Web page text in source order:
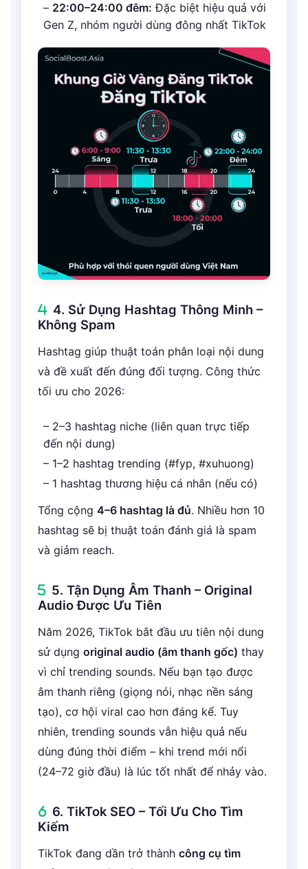
– 22:00–24:00 đêm: Đặc biệt hiệu quả với
Gen Z, nhóm người dùng đông nhất TikTok
4. Sử Dụng Hashtag Thông Minh –
Không Spam
Hashtag giúp thuật toán phân loại nội dung
và đề xuất đến đúng đối tượng. Công thức
tối ưu cho 2026:
– 2–3 hashtag niche (liên quan trực tiếp
đến nội dung)
– 1–2 hashtag trending (#fyp, #xuhuong)
– 1 hashtag thương hiệu cá nhân (nếu có)
Tổng cộng 4–6 hashtag là đủ. Nhiều hơn 10
hashtag sẽ bị thuật toán đánh giá là spam
và giảm reach.
5. Tận Dụng Âm Thanh – Original
Audio Được Ưu Tiên
Năm 2026, TikTok bắt đầu ưu tiên nội dung
sử dụng original audio (âm thanh gốc) thay
vì chỉ trending sounds. Nếu bạn tạo được
âm thanh riêng (giọng nói, nhạc nền sáng
tạo), cơ hội viral cao hơn đáng kể. Tuy
nhiên, trending sounds vẫn hiệu quả nếu
dùng đúng thời điểm – khi trend mới nổi
(24–72 giờ đầu) là lúc tốt nhất để nhảy vào.
6. TikTok SEO – Tối Ưu Cho Tìm
Kiếm
TikTok đang dần trở thành công cụ tìm